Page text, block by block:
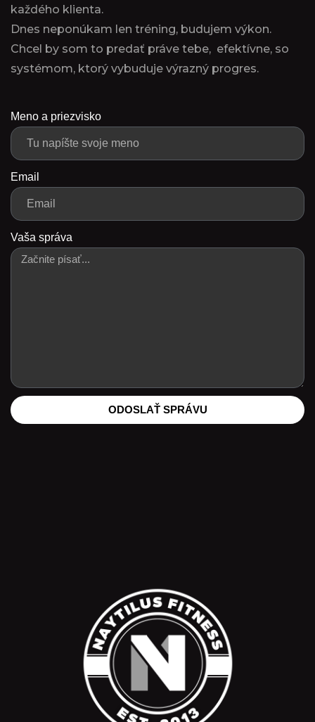
každého klienta.
Dnes neponúkam len tréning, budujem výkon.
Chcel by som to predať práve tebe, efektívne, so
systémom, ktorý vybuduje výrazný progres.
Meno a priezvisko
Email
Vaša správa
ODOSLAŤ SPRÁVU